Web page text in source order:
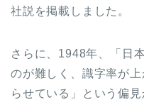
社説を掲載しました。
さらに、1948年、「日
のが難しく、識字率が
らせている」という偏